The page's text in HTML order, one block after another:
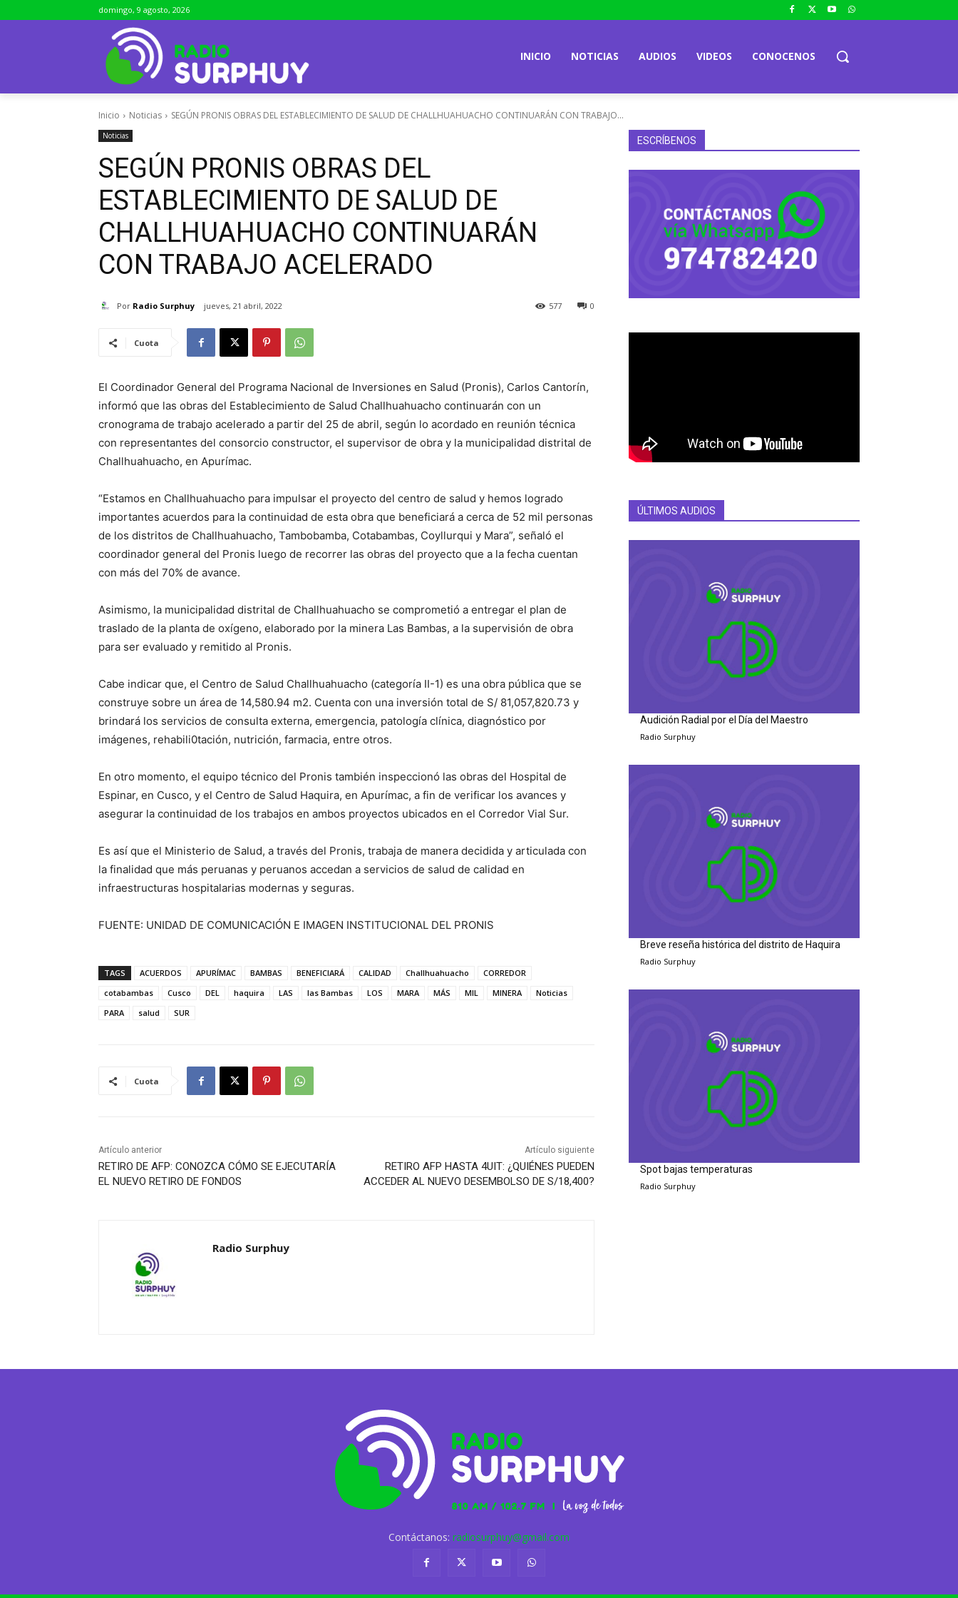
domingo, 9 agosto, 2026
INICIO NOTICIAS AUDIOS VIDEOS CONOCENOS
Inicio Noticias SEGÚN PRONIS OBRAS DEL ESTABLECIMIENTO DE SALUD DE CHALLHUAHUACHO CONTINUARÁN CON TRABAJO...
Noticias
SEGÚN PRONIS OBRAS DEL
ESTABLECIMIENTO DE SALUD DE
CHALLHUAHUACHO CONTINUARÁN
CON TRABAJO ACELERADO
Por Radio Surphuy jueves, 21 abril, 2022 0
577
Cuota
El Coordinador General del Programa Nacional de Inversiones en Salud (Pronis), Carlos Cantorín,
informó que las obras del Establecimiento de Salud Challhuahuacho continuarán con un
cronograma de trabajo acelerado a partir del 25 de abril, según lo acordado en reunión técnica
con representantes del consorcio constructor, el supervisor de obra y la municipalidad distrital de
Challhuahuacho, en Apurímac.
“Estamos en Challhuahuacho para impulsar el proyecto del centro de salud y hemos logrado
importantes acuerdos para la continuidad de esta obra que beneficiará a cerca de 52 mil personas
de los distritos de Challhuahuacho, Tambobamba, Cotabambas, Coyllurqui y Mara”, señaló el
coordinador general del Pronis luego de recorrer las obras del proyecto que a la fecha cuentan
con más del 70% de avance.
Asimismo, la municipalidad distrital de Challhuahuacho se comprometió a entregar el plan de
traslado de la planta de oxígeno, elaborado por la minera Las Bambas, a la supervisión de obra
para ser evaluado y remitido al Pronis.
Cabe indicar que, el Centro de Salud Challhuahuacho (categoría II-1) es una obra pública que se
construye sobre un área de 14,580.94 m2. Cuenta con una inversión total de S/ 81,057,820.73 y
brindará los servicios de consulta externa, emergencia, patología clínica, diagnóstico por
imágenes, rehabili0tación, nutrición, farmacia, entre otros.
En otro momento, el equipo técnico del Pronis también inspeccionó las obras del Hospital de
Espinar, en Cusco, y el Centro de Salud Haquira, en Apurímac, a fin de verificar los avances y
asegurar la continuidad de los trabajos en ambos proyectos ubicados en el Corredor Vial Sur.
Es así que el Ministerio de Salud, a través del Pronis, trabaja de manera decidida y articulada con
la finalidad que más peruanas y peruanos accedan a servicios de salud de calidad en
infraestructuras hospitalarias modernas y seguras.
FUENTE: UNIDAD DE COMUNICACIÓN E IMAGEN INSTITUCIONAL DEL PRONIS
TAGS ACUERDOS APURÍMAC BAMBAS BENEFICIARÁ CALIDAD Challhuahuacho
CORREDOR
cotabambas
Cusco DEL haquira LAS las Bambas LOS MARA MÁS MIL MINERA
Noticias
PARA
salud SUR
Cuota
Artículo anterior
RETIRO DE AFP: CONOZCA CÓMO SE EJECUTARÍA
EL NUEVO RETIRO DE FONDOS
Artículo siguiente
RETIRO AFP HASTA 4UIT: ¿QUIÉNES PUEDEN
ACCEDER AL NUEVO DESEMBOLSO DE S/18,400?
Radio Surphuy
ESCRÍBENOS
ÚLTIMOS AUDIOS
Audición Radial por el Día del Maestro
Radio Surphuy
Breve reseña histórica del distrito de Haquira
Radio Surphuy
Spot bajas temperaturas
Radio Surphuy
Contáctanos: radiosurphuy@gmail.com